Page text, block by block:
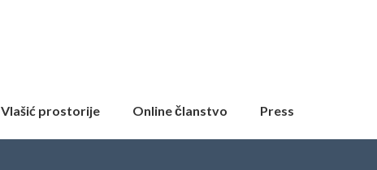
Vlašić prostorije Online članstvo Press